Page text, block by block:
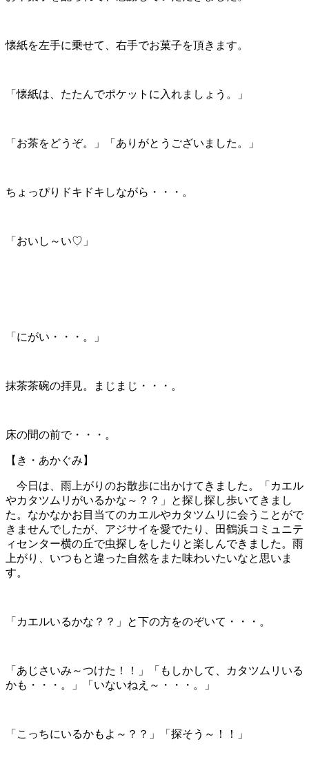
懐紙を左手に乗せて、右手でお菓子を頂きます。
「懐紙は、たたんでポケットに入れましょう。」
「お茶をどうぞ。」「ありがとうございました。」
ちょっぴりドキドキしながら・・・。
「おいし～い♡」
「にがい・・・。」
抹茶茶碗の拝見。まじまじ・・・。
床の間の前で・・・。
【き・あかぐみ】
今日は、雨上がりのお散歩に出かけてきました。「カエル
やカタツムリがいるかな～？？」と探し探し歩いてきまし
た。なかなかお目当てのカエルやカタツムリに会うことがで
きませんでしたが、アジサイを愛でたり、田鶴浜コミュニテ
ィセンター横の丘で虫探しをしたりと楽しんできました。雨
上がり、いつもと違った自然をまた味わいたいなと思いま
す。
「カエルいるかな？？」と下の方をのぞいて・・・。
「あじさいみ～つけた！！」「もしかして、カタツムリいる
かも・・・。」「いないねえ～・・・。」
「こっちにいるかもよ～？？」「探そう～！！」